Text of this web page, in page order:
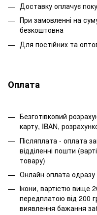
Доставку оплачує
При замовленні на
безкоштовна
Для постійних та
Оплата
Безготівковий
карту, IBAN,
Післяплата - оплата
відділенні пошти
товару)
Онлайн оплата одразу
Ікони, вартістю вище
передплатою від 200
виявлення бажання